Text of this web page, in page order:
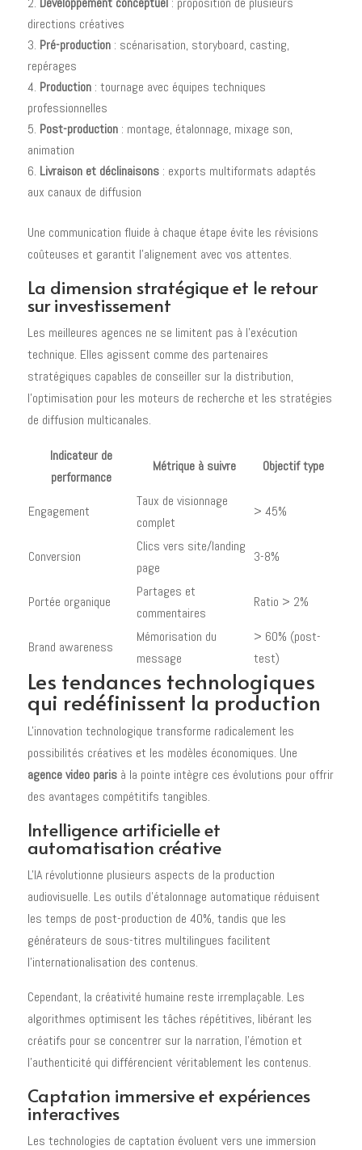
directions créatives
Pré-production: scénarisation, storyboard, casting,
repérages
Production: tournage avec équipes techniques
professionnelles
Post-production: montage, étalonnage, mixage son,
animation
Livraison et déclinaisons: exports multiformats adaptés
aux canaux de diffusion
Une communication fluide à chaque étape évite les révisions
coûteuses et garantit l'alignement avec vos attentes.
La dimension stratégique et le retour
sur investissement
Les meilleures agences ne se limitent pas à l'exécution
technique. Elles agissent comme des partenaires
stratégiques capables de conseiller sur la distribution,
l'optimisation pour les moteurs de recherche et les stratégies
de diffusion multicanales.
Indicateur de
performance
Métrique à suivre Objectif type
Engagement
Taux de visionnage
complet
> 45%
Conversion
Clics vers site/landing
page
3-8%
Portée organique
Partages et
commentaires
Ratio > 2%
Brand awareness
Mémorisation du
message
> 60% (post-
test)
Les tendances technologiques
qui redéfinissent la production
L'innovation technologique transforme radicalement les
possibilités créatives et les modèles économiques. Une
agence video parisà la pointe intègre ces évolutions pour offrir
des avantages compétitifs tangibles.
Intelligence artificielle et
automatisation créative
L'IA révolutionne plusieurs aspects de la production
audiovisuelle. Les outils d'étalonnage automatique réduisent
les temps de post-production de 40%, tandis que les
générateurs de sous-titres multilingues facilitent
l'internationalisation des contenus.
Cependant, la créativité humaine reste irremplaçable. Les
algorithmes optimisent les tâches répétitives, libérant les
créatifs pour se concentrer sur la narration, l'émotion et
l'authenticité qui différencient véritablement les contenus.
Captation immersive et expériences
interactives
Les technologies de captation évoluent vers une immersion